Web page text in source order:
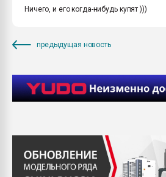
Ничего, и его когда-нибудь купят )))
предыдущая новость